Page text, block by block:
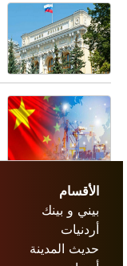
الأقسام
بيني و بينك
أردنيات
حديث المدينة